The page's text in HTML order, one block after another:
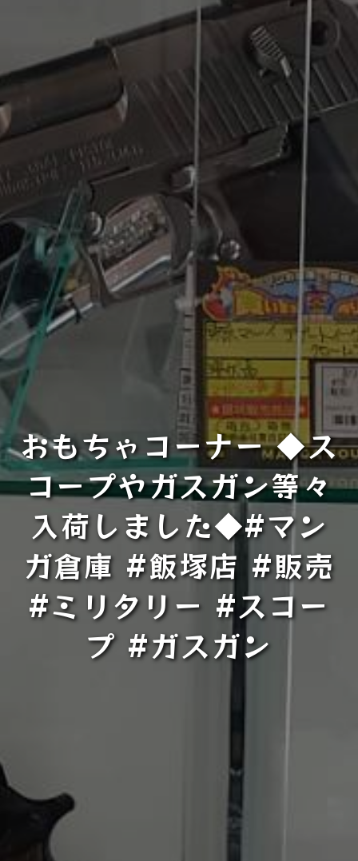
おもちゃコーナー ◆ス
コープやガスガン等々
入荷しました◆#マン
ガ倉庫 #飯塚店 #販売
#ミリタリー #スコー
プ #ガスガン